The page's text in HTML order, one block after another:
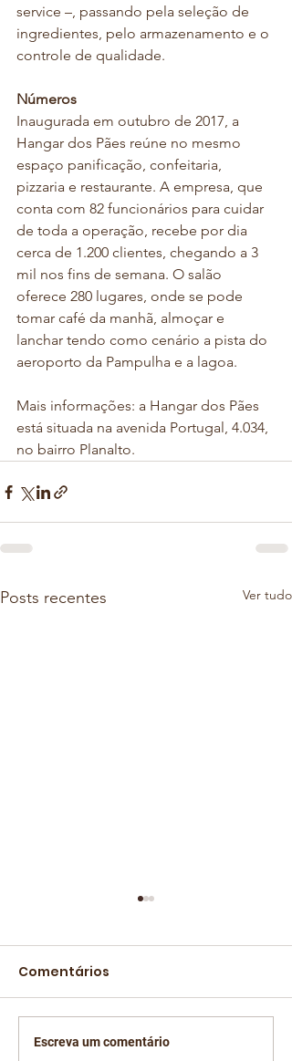
service –, passando pela seleção de
ingredientes, pelo armazenamento e o
controle de qualidade.
Números
Inaugurada em outubro de 2017, a
Hangar dos Pães reúne no mesmo
espaço panificação, confeitaria,
pizzaria e restaurante. A empresa, que
conta com 82 funcionários para cuidar
de toda a operação, recebe por dia
cerca de 1.200 clientes, chegando a 3
mil nos fins de semana. O salão
oferece 280 lugares, onde se pode
tomar café da manhã, almoçar e
lanchar tendo como cenário a pista do
aeroporto da Pampulha e a lagoa.
Mais informações: a Hangar dos Pães
está situada na avenida Portugal, 4.034,
no bairro Planalto.
Posts recentes Ver tudo
Pernambuco Café
Comentários
Escreva um comentário